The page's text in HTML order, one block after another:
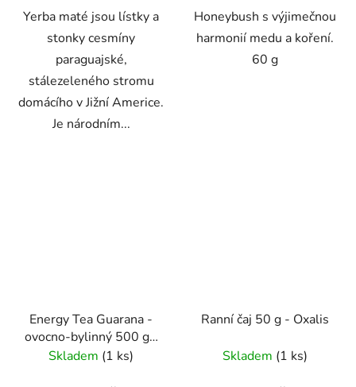
Yerba maté jsou lístky a
stonky cesmíny
paraguajské,
stálezeleného stromu
domácího v Jižní Americe.
Je národním...
Honeybush s výjimečnou
harmonií medu a koření.
60 g
Energy Tea Guarana -
ovocno-bylinný 500 g -
Oxalis
Skladem (1 ks)
Ranní čaj 50 g - Oxalis
Skladem (1 ks)